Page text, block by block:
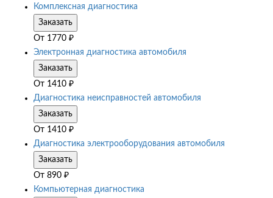
Комплексная диагностика
Заказать
От 1770 ₽
Электронная диагностика автомобиля
Заказать
От 1410 ₽
Диагностика неисправностей автомобиля
Заказать
От 1410 ₽
Диагностика электрооборудования автомобиля
Заказать
От 890 ₽
Компьютерная диагностика